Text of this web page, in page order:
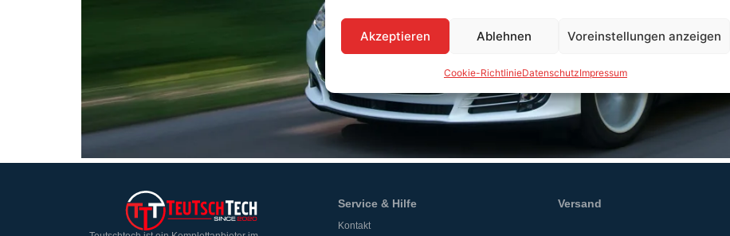
Akzeptieren Ablehnen Voreinstellungen anzeigen
Cookie-RichtlinieDatenschutzImpressum
Service & Hilfe
Kontakt
Versand